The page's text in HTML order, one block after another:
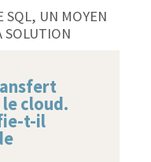
SQL, UN MOYEN
SOLUTION
cloud.
t-il